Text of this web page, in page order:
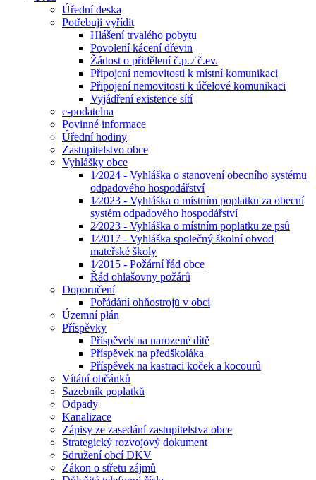
Úřední deska
Potřebuji vyřídit
Hlášení trvalého pobytu
Povolení kácení dřevin
Žádost o přidělení č.p. ⁄ č.ev.
Připojení nemovitosti k místní komunikaci
Připojení nemovitosti k účelové komunikaci
Vyjádření existence sítí
e-podatelna
Povinné informace
Úřední hodiny
Zastupitelstvo obce
Vyhlášky obce
1⁄2024 - Vyhláška o stanovení obecního systému
odpadového hospodářství
1⁄2023 - Vyhláška o místním poplatku za obecní
systém odpadového hospodářství
2⁄2023 - Vyhláška o místním poplatku ze psů
1⁄2017 - Vyhláška společný školní obvod
mateřské školy
1⁄2015 - Požární řád obce
Řád ohlašovny požárů
Doporučení
Pořádání ohňostrojů v obci
Územní plán
Příspěvky
Příspěvek na narozené dítě
Příspěvek na předškoláka
Příspěvek na kastraci koček a kocourů
Vítání občánků
Sazebník poplatků
Odpady
Kanalizace
Zápisy ze zasedání zastupitelstva obce
Strategický rozvojový dokument
Sdružení obcí DKV
Zákon o střetu zájmů